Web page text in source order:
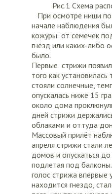
Рис.1 Схема
При осмотре ниши
начале наблюдения
кожуры от семечек
гнёзд или каких-либо
было.
Первые стрижи
того как
стояли солнечные,
опускалась ниже 15
около дома
дней стрижи
облаками и оттуда
Массовый прилёт
апреля стрижи стали
домов и опускаться
подлетая под
голос стрижа впервые
находится гнездо,